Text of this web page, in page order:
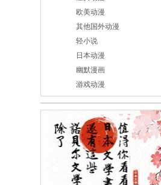
欧美动漫
其他国外动漫
轻小说
日本动漫
幽默漫画
游戏动漫